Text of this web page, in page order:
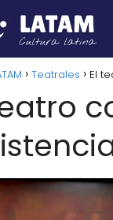
Teatrales El